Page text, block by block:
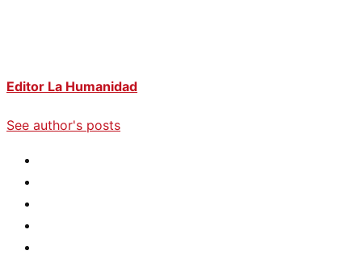
Editor La Humanidad
See author's posts